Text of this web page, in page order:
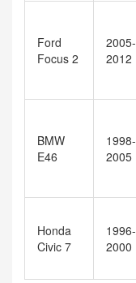
Ford
Focus 2
2005-
2012
BMW
E46
1998-
2005
Honda
Civic 7
1996-
2000